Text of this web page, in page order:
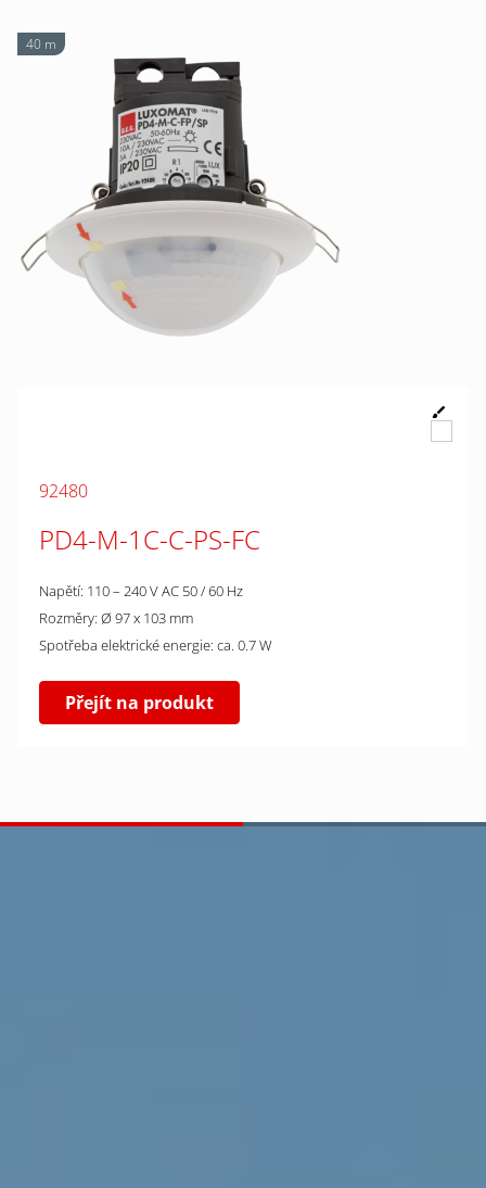
40 m
92480
PD4-M-1C-C-PS-FC
Napětí: 110 – 240 V AC 50 / 60 Hz
Rozměry: Ø 97 x 103 mm
Spotřeba elektrické energie: ca. 0.7 W
Přejít na produkt